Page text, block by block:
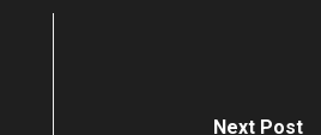
Next Post